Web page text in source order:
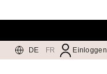
DE FR Einloggen